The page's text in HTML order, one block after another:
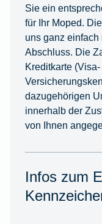
Sie ein
für Ihr Moped.
uns ganz
Abschluss. Die
Kreditkarte
dazugehörigen
innerhalb der
von Ihnen
Infos zum